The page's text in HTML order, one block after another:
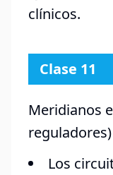
clínicos.
Clase 11
Meridianos
reguladores)
Los